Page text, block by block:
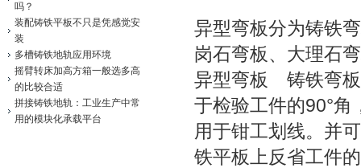
吗？
装配铸铁平板不只是凭感觉安
装
多槽铸铁地轨应用环境
摇臂转床加高方箱一般选多高
的比较合适
拼接铸铁地轨：工业生产中常
用的模块化承载平台
异型弯板分为铸铁
岗石弯板、大理石
异型弯板 铸铁弯
于检验工件的90°
用于钳工划线。并
铁平板上反省工件